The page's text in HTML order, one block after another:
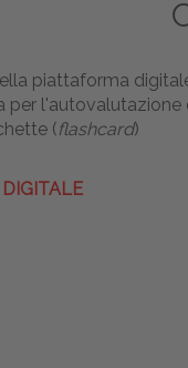
piattaforma
per
(flashcard)